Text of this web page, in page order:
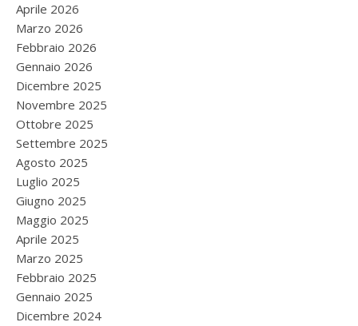
Aprile 2026
Marzo 2026
Febbraio 2026
Gennaio 2026
Dicembre 2025
Novembre 2025
Ottobre 2025
Settembre 2025
Agosto 2025
Luglio 2025
Giugno 2025
Maggio 2025
Aprile 2025
Marzo 2025
Febbraio 2025
Gennaio 2025
Dicembre 2024